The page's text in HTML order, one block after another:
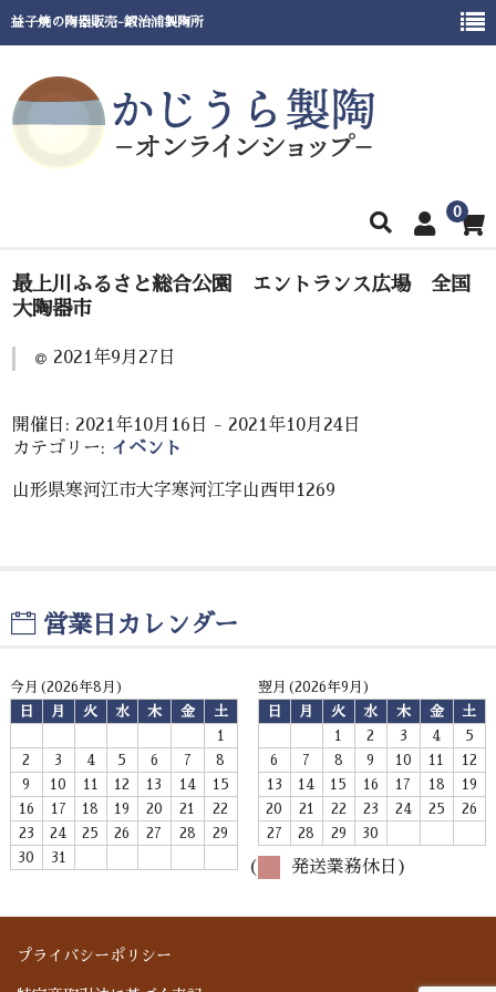
益子焼の陶器販売-鍛治浦製陶所
0
ホーム
催事出展情報
最上川ふるさと総合公園 エントランス広場 全国
大陶器市
2021年9月27日
開催日: 2021年10月16日 - 2021年10月24日
カテゴリー: イベント
山形県寒河江市大字寒河江字山西甲1269
営業日カレンダー
今月(2026年8月)
日
月 火 水 木 金
土
1
2
3 4 5 6 7
8
9
10 11 12 13 14
15
16
17 18 19 20 21
22
23
24 25 26 27 28
29
30
31
翌月(2026年9月)
日
月 火 水 木 金
土
1
2 3 4
5
6
7 8 9 10 11
12
13
14 15 16 17 18
19
20
21 22 23 24 25
26
27
28 29 30
( 発送業務休日)
プライバシーポリシー